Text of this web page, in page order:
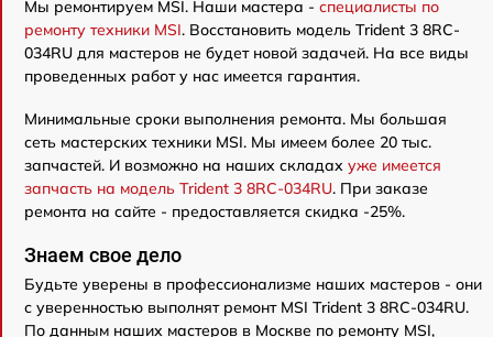
Мы ремонтируем MSI. Наши мастера - специалисты по
ремонту техники MSI. Восстановить модель Trident 3 8RC-
034RU для мастеров не будет новой задачей. На все виды
проведенных работ у нас имеется гарантия.
Минимальные сроки выполнения ремонта. Мы большая
сеть мастерских техники MSI. Мы имеем более 20 тыс.
запчастей. И возможно на наших складах уже имеется
запчасть на модель Trident 3 8RC-034RU. При заказе
ремонта на сайте - предоставляется скидка -25%.
Знаем свое дело
Будьте уверены в профессионализме наших мастеров - они
с уверенностью выполнят ремонт MSI Trident 3 8RC-034RU.
По данным наших мастеров в Москве по ремонту MSI,